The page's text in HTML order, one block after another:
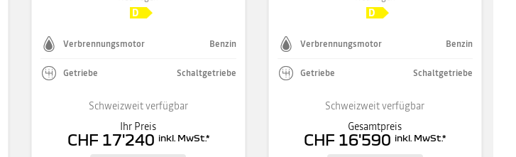
Verbrennungsmotor Benzin
Getriebe Schaltgetriebe
Schweizweit verfügbar
Ihr Preis
CHF 17'240 inkl. MwSt.*
Verbrennungsmotor Benzin
Getriebe Schaltgetriebe
Schweizweit verfügbar
Gesamtpreis
CHF 16'590 inkl. MwSt.*